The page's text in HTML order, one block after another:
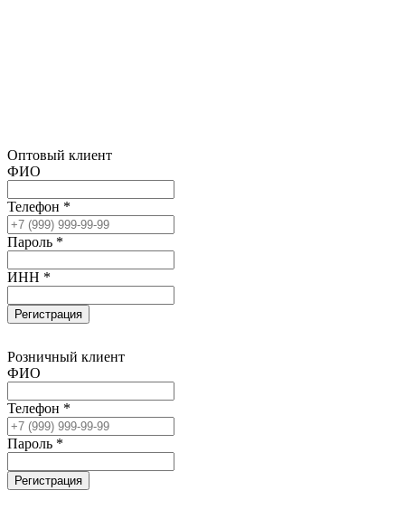
Оптовый клиент
ФИО
Телефон *
Пароль *
ИНН *
Регистрация
Розничный клиент
ФИО
Телефон *
Пароль *
Регистрация